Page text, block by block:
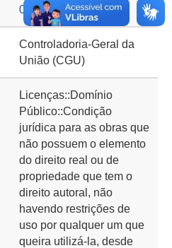
0343
Controladoria-Geral da
União (CGU)
Licenças::Domínio
Público::Condição
jurídica para as obras que
não possuem o elemento
do direito real ou de
propriedade que tem o
direito autoral, não
havendo restrições de
uso por qualquer um que
queira utilizá-la, desde